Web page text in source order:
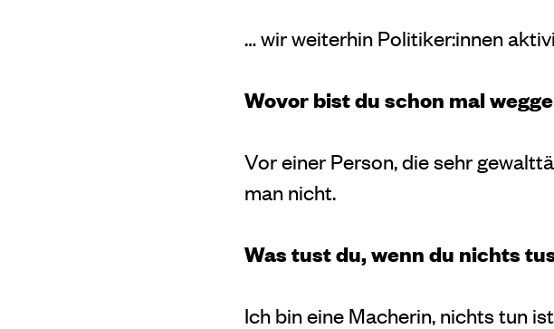
… wir weiterhin Politiker:innen
Wovor bist du schon mal
Vor einer Person, die sehr
man nicht.
Was tust du, wenn du nichts
Ich bin eine Macherin, nichts tun